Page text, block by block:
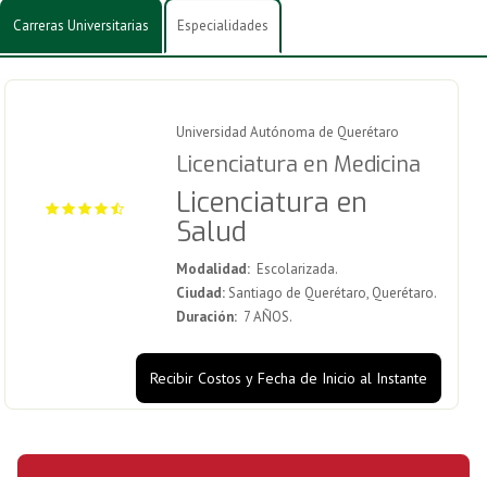
Carreras Universitarias Especialidades
Universidad Autónoma de Querétaro
Licenciatura en Medicina
Licenciatura en
Salud
Modalidad:Escolarizada.
Ciudad:Santiago de Querétaro, Querétaro.
Duración:7 AÑOS.
Recibir Costos y Fecha de Inicio al Instante